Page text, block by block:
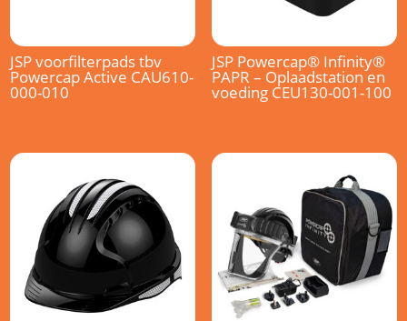
JSP voorfilterpads tbv
Powercap Active CAU610-
000-010
JSP Powercap® Infinity®
PAPR – Oplaadstation en
voeding CEU130-001-100